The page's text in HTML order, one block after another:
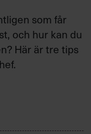
som får
och hur kan du
Här är tre tips